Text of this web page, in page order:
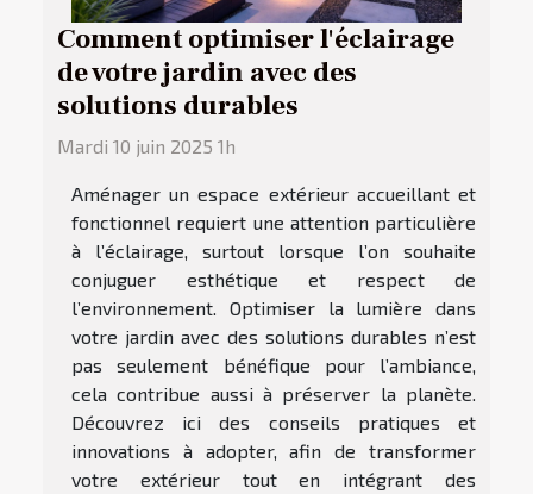
Comment optimiser l'éclairage
de votre jardin avec des
solutions durables
Mardi 10 juin 2025 1h
Aménager un espace extérieur accueillant et
fonctionnel requiert une attention particulière
à l’éclairage, surtout lorsque l’on souhaite
conjuguer esthétique et respect de
l’environnement. Optimiser la lumière dans
votre jardin avec des solutions durables n’est
pas seulement bénéfique pour l’ambiance,
cela contribue aussi à préserver la planète.
Découvrez ici des conseils pratiques et
innovations à adopter, afin de transformer
votre extérieur tout en intégrant des